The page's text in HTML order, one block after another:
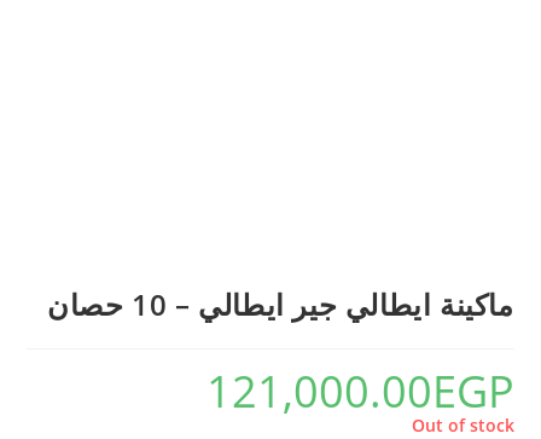
ماكينة ايطالي جير ايطالي – 10 حصان
121,000.00EGP
Out of stock